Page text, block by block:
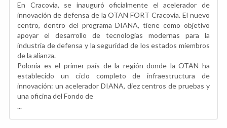
En Cracovia, se inauguró oficialmente el acelerador de
innovación de defensa de la OTAN FORT Cracovia. El nuevo
centro, dentro del programa DIANA, tiene como objetivo
apoyar el desarrollo de tecnologías modernas para la
industria de defensa y la seguridad de los estados miembros
de la alianza.
Polonia es el primer país de la región donde la OTAN ha
establecido un ciclo completo de infraestructura de
innovación: un acelerador DIANA, diez centros de pruebas y
una oficina del Fondo de
...